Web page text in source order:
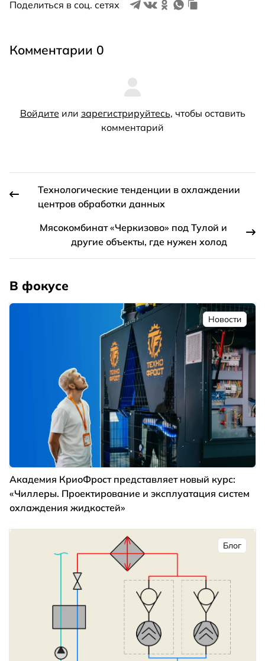
Поделиться в соц. сетях
Комментарии 0
Войдите или зарегистрируйтесь, чтобы оставить
комментарий
Технологические тенденции в охлаждении
центров обработки данных
Мясокомбинат «Черкизово» под Тулой и
другие объекты, где нужен холод
В фокусе
Новости
Академия КриоФрост представляет новый курс:
«Чиллеры. Проектирование и эксплуатация систем
охлаждения жидкостей»
Блог